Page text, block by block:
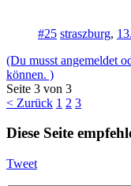
#25 straszburg,
(Du musst angemeldet
können. )
Seite 3 von 3
< Zurück 1 2 3
Diese Seite
Tweet